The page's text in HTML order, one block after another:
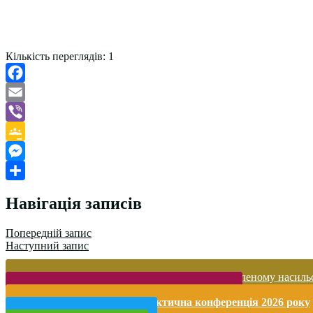
Кількість переглядів: 1
Facebook
Email
Viber
Google
Classroom
Messenger
Навігація записів
Попередній запис
Наступний запис
Запобігання домашньому та гендерно-зумовленому
Міжнародна науково-практична конференція 2026 року